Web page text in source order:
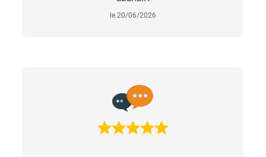
le 20/06/2026